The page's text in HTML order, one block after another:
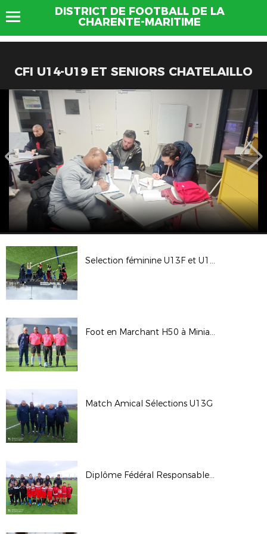
DISTRICT DE FOOTBALL DE LA
CHARENTE-MARITIME
CFI U14-U19 ET SENIORS CHATELAILLO
Selection féminine U13F et U14F
Foot en Marchant H50 à Miniac Morvan (35)
Match Amical Sélections U13G
Diplôme Fédéral Responsable École de Football (UEFA C)